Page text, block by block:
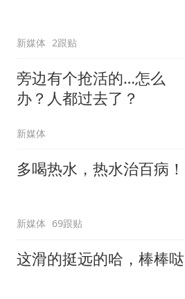
新媒体 2跟贴
旁边有个抢活的…怎么
办？人都过去了？
新媒体
多喝热水，热水治百病！
新媒体 69跟贴
这滑的挺远的哈，棒棒哒